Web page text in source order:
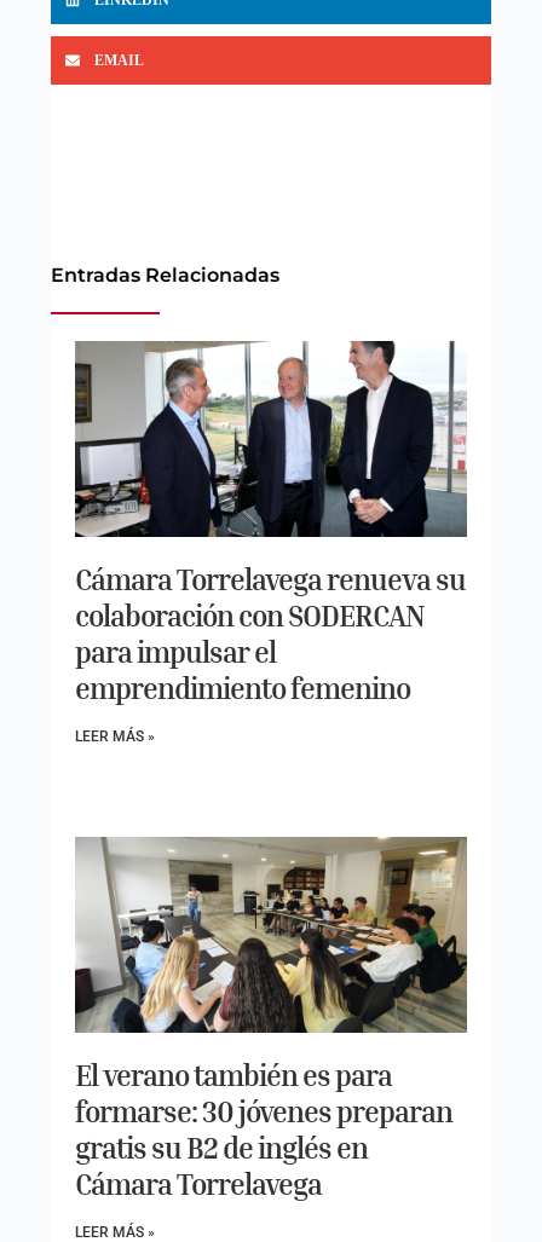
EMAIL
Entradas Relacionadas
Cámara Torrelavega renueva su
colaboración con SODERCAN
para impulsar el
emprendimiento femenino
LEER MÁS »
El verano también es para
formarse: 30 jóvenes preparan
gratis su B2 de inglés en
Cámara Torrelavega
LEER MÁS »